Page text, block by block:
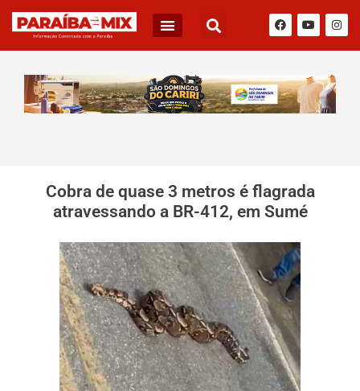
Cobra de quase 3 metros é flagrada
atravessando a BR-412, em Sumé